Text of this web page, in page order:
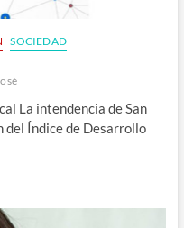
SOCIEDAD
La intendencia de San
del Índice de Desarrollo